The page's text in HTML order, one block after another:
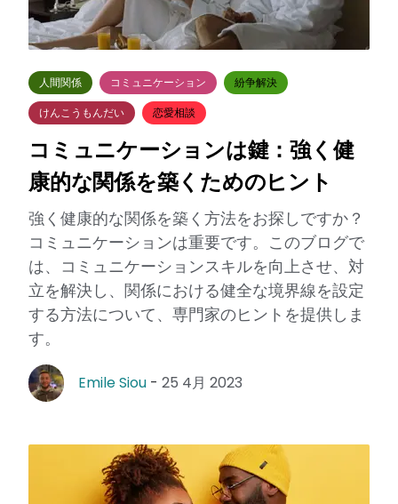
人間関係 コミュニケーション
紛争解決
けんこうもんだい
恋愛相談
コミュニケーションは鍵：強く健
康的な関係を築くためのヒント
強く健康的な関係を築く方法をお探しですか？
コミュニケーションは重要です。このブログで
は、コミュニケーションスキルを向上させ、対
立を解決し、関係における健全な境界線を設定
する方法について、専門家のヒントを提供しま
す。
Emile Siou - 25 4月 2023